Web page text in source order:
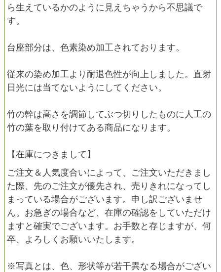
ら生えているかのように見えちゃうから不思議で
す。
台座部分は、色素染め加工されております。
従来の染め加工より耐退色性が向上しました。直射
日光には当てないようにしてください。
竹の幹は高さを調節してぶつ切りしたものに人工の
竹の葉を取り付けてある商品になります。
【在庫につきまして】
ご注文＆人気度合いによって、ご注文いただきまし
た際、先のご注文が優先され、売りきれになってし
まっている場合がございます。申し訳ございませ
ん。お急ぎの場合など、在庫の確認をしていただけ
ますと確実でございます。お手数と存じますが、何
卒、よろしくお願いいたします。
※写真とは、色、形状等が若干異なる場合がござい